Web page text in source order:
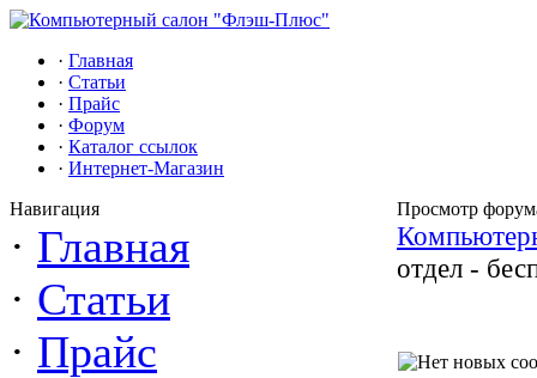
· Главная
· Статьи
· Прайс
· Форум
· Каталог ссылок
· Интернет-Магазин
Навигация
· Главная
· Статьи
· Прайс
Просмотр
отдел -